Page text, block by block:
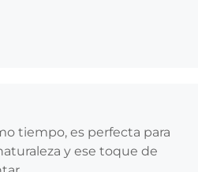
tiempo, es perfecta para
y ese toque de